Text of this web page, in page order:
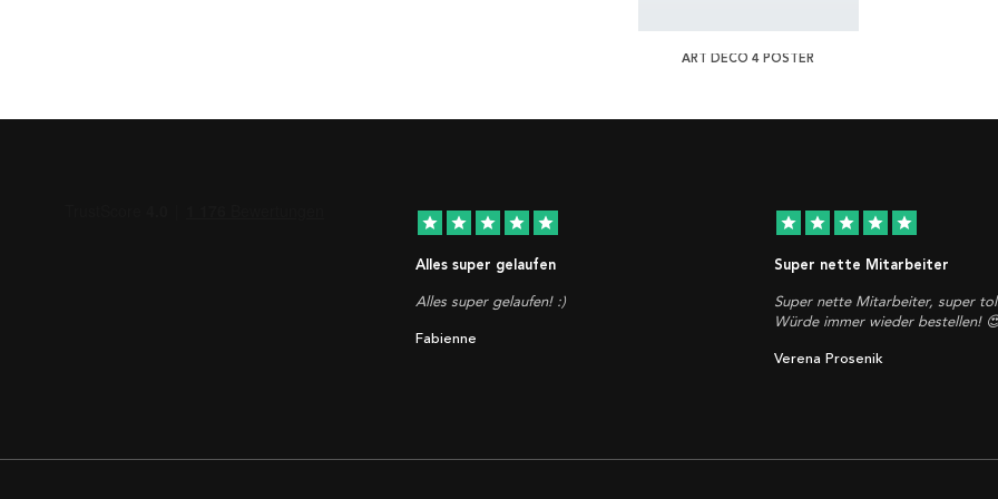
ART DECO 4 POSTER
star star star star star
Alles super gelaufen
Alles super gelaufen! :)
Fabienne
star star star star star
Super nette Mitarbeiter
Super nette Mitarbeiter, super
Würde immer wieder bestellen!
Verena Prosenik